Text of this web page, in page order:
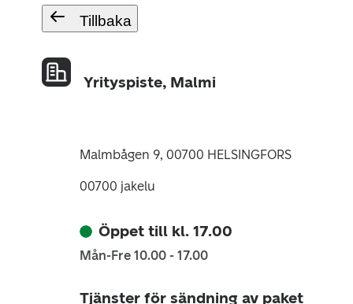
Tillbaka
Yrityspiste, Malmi
Malmbågen 9, 00700 HELSINGFORS
00700 jakelu
Öppet till kl. 17.00
Mån-Fre 10.00 - 17.00
Tjänster för sändning av paket